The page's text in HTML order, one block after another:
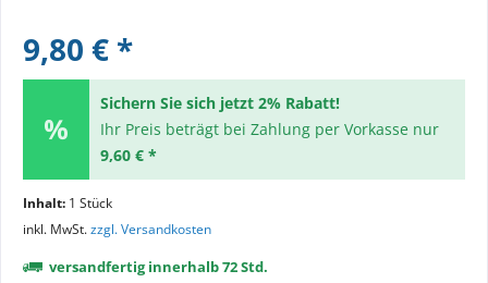
9,80 € *
Sichern Sie sich jetzt 2% Rabatt!
Ihr Preis beträgt bei Zahlung per Vorkasse nur
9,60 € *
Inhalt: 1 Stück
inkl. MwSt.zzgl. Versandkosten
versandfertig innerhalb 72 Std.